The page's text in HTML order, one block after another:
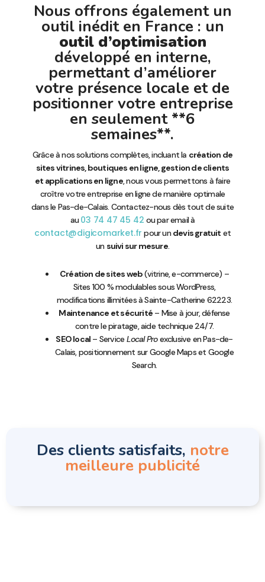
Nous offrons également un
outil inédit en France : un
outil d’optimisation
développé en interne,
permettant d’améliorer
votre présence locale et de
positionner votre entreprise
en seulement **6
semaines**.
Grâce à nos solutions complètes, incluant la création de
sites vitrines, boutiques en ligne, gestion de clients
et applications en ligne, nous vous permettons à faire
croître votre entreprise en ligne de manière optimale
dans le Pas-de-Calais. Contactez-nous dès tout de suite
au03 74 47 45 42 ou par email à
contact@digicomarket.fr pour undevis gratuit et
un suivi sur mesure.
Création de sites web(vitrine, e-commerce) –
Sites 100 % modulables sous WordPress,
modifications illimitées à Sainte-Catherine 62223.
Maintenance et sécurité – Mise à jour, défense
contre le piratage, aide technique 24/7.
SEO local – Service Local Proexclusive en Pas-de-
Calais, positionnement sur Google Maps et Google
Search.
Des clients satisfaits, notre
meilleure publicité